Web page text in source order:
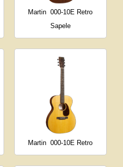
Martin 000-10E Retro
Sapele
Martin 000-10E Retro